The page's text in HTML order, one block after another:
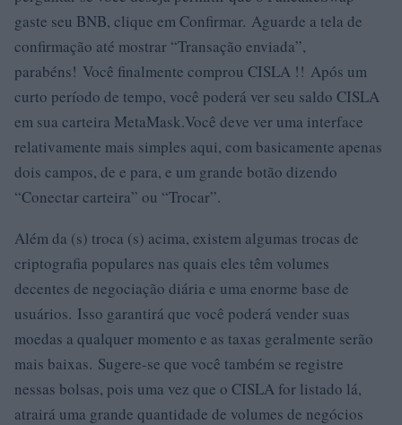
gaste seu BNB, clique em Confirmar. Aguarde a tela de
confirmação até mostrar “Transação enviada”,
parabéns! Você finalmente comprou CISLA !! Após um
curto período de tempo, você poderá ver seu saldo CISLA
em sua carteira MetaMask.Você deve ver uma interface
relativamente mais simples aqui, com basicamente apenas
dois campos, de e para, e um grande botão dizendo
“Conectar carteira” ou “Trocar”.
Além da (s) troca (s) acima, existem algumas trocas de
criptografia populares nas quais eles têm volumes
decentes de negociação diária e uma enorme base de
usuários. Isso garantirá que você poderá vender suas
moedas a qualquer momento e as taxas geralmente serão
mais baixas. Sugere-se que você também se registre
nessas bolsas, pois uma vez que o CISLA for listado lá,
atrairá uma grande quantidade de volumes de negócios